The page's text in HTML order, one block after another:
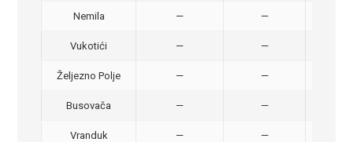
Nemila — —
Vukotići — —
Željezno Polje — —
Busovača — —
Vranduk — —